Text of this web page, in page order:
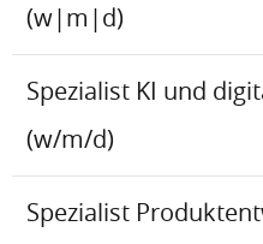
(w|m|d)
Spezialist KI und
(w/m/d)
Spezialist